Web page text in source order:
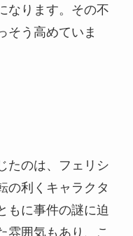
なります。その不
そう高めていま
たのは、フェリシ
の利くキャラクタ
もに事件の謎に迫
雰囲気もあり、こ